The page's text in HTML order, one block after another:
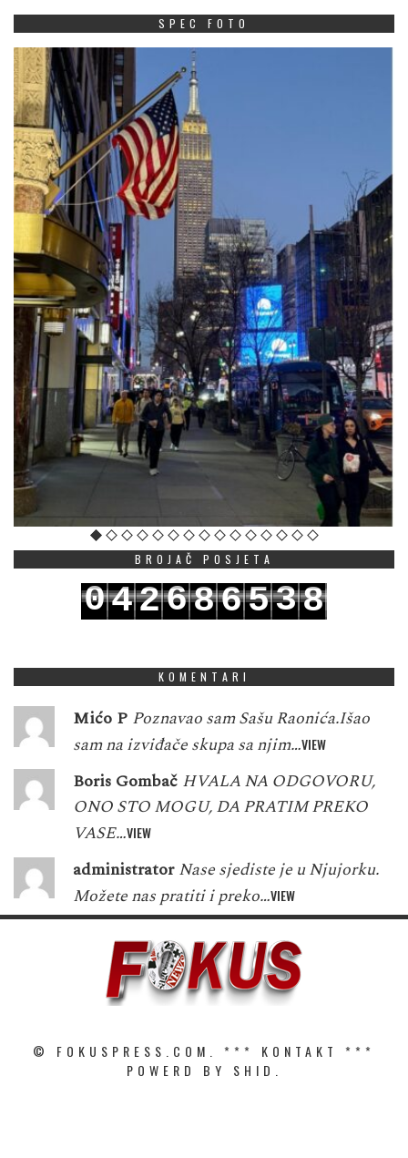
SPEC FOTO
BROJAČ POSJETA
042686538
KOMENTARI
Mićo P Poznavao sam Sašu Raonića.Išao
sam na izviđače skupa sa njim…VIEW
Boris Gombač HVALA NA ODGOVORU,
ONO STO MOGU, DA PRATIM PREKO
VASE…VIEW
administrator Nase sjediste je u Njujorku.
Možete nas pratiti i preko…VIEW
© FOKUSPRESS.COM. *** KONTAKT
***
POWERD BY SHID.